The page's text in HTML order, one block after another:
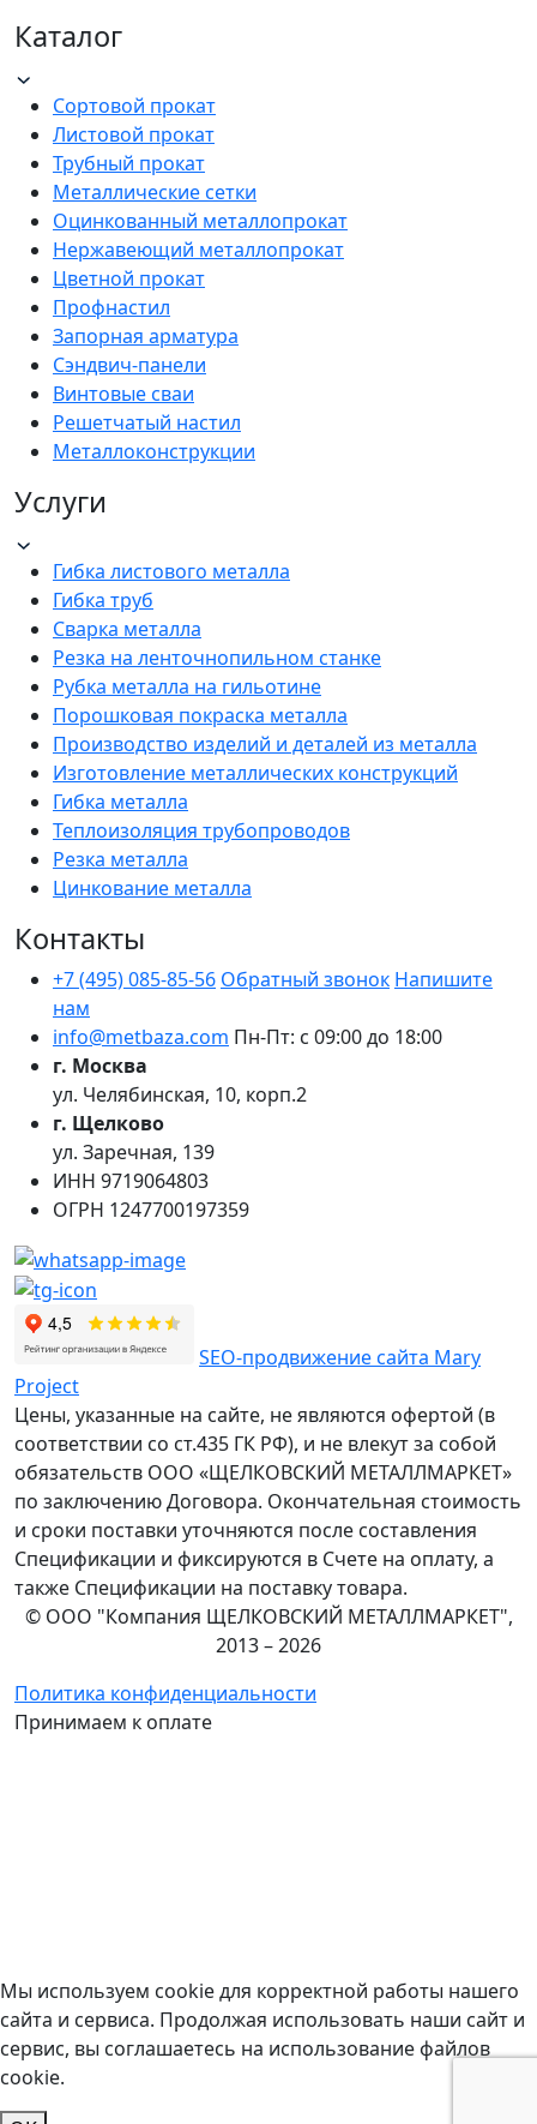
Каталог
Сортовой прокат
Листовой прокат
Трубный прокат
Металлические сетки
Оцинкованный металлопрокат
Нержавеющий металлопрокат
Цветной прокат
Профнастил
Запорная арматура
Сэндвич-панели
Винтовые сваи
Решетчатый настил
Металлоконструкции
Услуги
Гибка листового металла
Гибка труб
Сварка металла
Резка на ленточнопильном станке
Рубка металла на гильотине
Порошковая покраска металла
Производство изделий и деталей из металла
Изготовление металлических конструкций
Гибка металла
Теплоизоляция трубопроводов
Резка металла
Цинкование металла
Контакты
+7 (495) 085-85-56 Обратный звонок Напишите
нам
info@metbaza.com Пн-Пт: с 09:00 до 18:00
г. Москва
ул. Челябинская, 10, корп.2
г. Щелково
ул. Заречная, 139
ИНН 9719064803
ОГРН 1247700197359
SEO-продвижение сайта Mary
Project
Цены, указанные на сайте, не являются офертой (в
соответствии со ст.435 ГК РФ), и не влекут за собой
обязательств ООО «ЩЕЛКОВСКИЙ МЕТАЛЛМАРКЕТ»
по заключению Договора. Окончательная стоимость
и сроки поставки уточняются после составления
Спецификации и фиксируются в Счете на оплату, а
также Спецификации на поставку товара.
© ООО "Компания ЩЕЛКОВСКИЙ МЕТАЛЛМАРКЕТ",
2013 – 2026
Политика конфиденциальности
Принимаем к оплате
Мы используем cookie для корректной работы нашего
сайта и сервиса. Продолжая использовать наши сайт и
сервис, вы соглашаетесь на использование файлов
cookie.